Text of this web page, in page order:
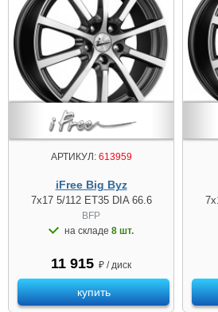
АРТИКУЛ:613959
iFree Big Byz
7x17 5/112 ET35 DIA 66.6
BFP
на складе 8 шт.
11 915 ₽ / диск
купить